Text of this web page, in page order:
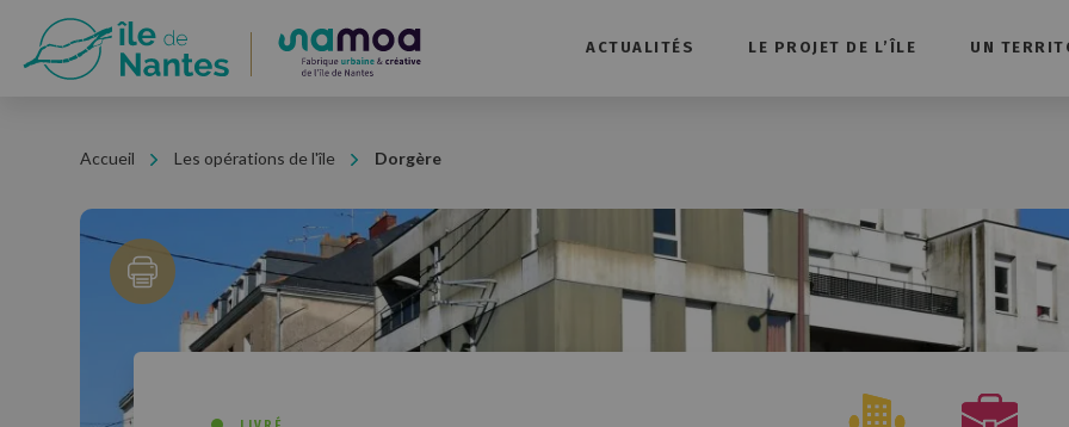
ACTUALITÉS LE PROJET DE L’ÎLE UN
Accueil Les opérations de l'île Dorgère
Panneau de gestion des cookies